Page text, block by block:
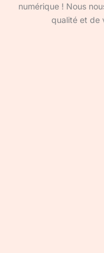
numérique ! Nous
qualité et de